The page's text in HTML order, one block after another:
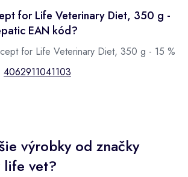
for Life Veterinary Diet, 350 g -
EAN kód?
for Life Veterinary Diet, 350 g - 15 %
4062911041103
výrobky od značky
vet?